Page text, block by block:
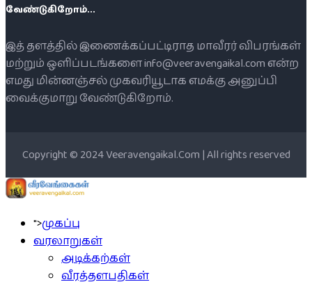
வேண்டுகிறோம்...
இத் தளத்தில் இணைக்கப்பட்டிராத மாவீரர் விபரங்கள்
மற்றும் ஒளிப்படங்களை info@veeravengaikal.com என்ற
எமது மின்னஞ்சல் முகவரியூடாக எமக்கு அனுப்பி
வைக்குமாறு வேண்டுகிறோம்.
Copyright © 2024 Veeravengaikal.Com | All rights reserved
">முகப்பு
வரலாறுகள்
அடிக்கற்கள்
வீரத்தளபதிகள்